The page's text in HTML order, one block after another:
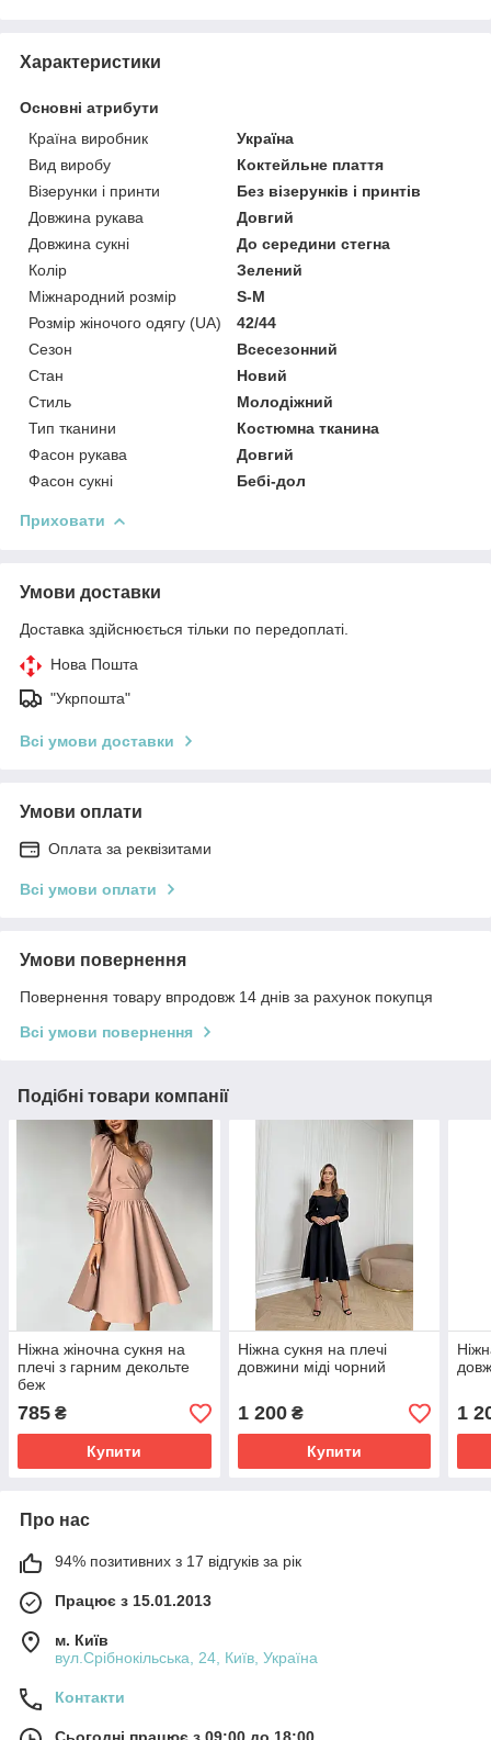
Характеристики
Основні атрибути
Країна виробник
Україна
Вид виробу
Коктейльне плаття
Візерунки і принти
Без візерунків і принтів
Довжина рукава
Довгий
Довжина сукні
До середини стегна
Колір
Зелений
Міжнародний розмір
S-M
Розмір жіночого одягу (UA)
42/44
Сезон
Всесезонний
Стан
Новий
Стиль
Молодіжний
Тип тканини
Костюмна тканина
Фасон рукава
Довгий
Фасон сукні
Бебі-дол
Приховати
Умови доставки
Доставка здійснюється тільки по передоплаті.
Нова Пошта
"Укрпошта"
Всі умови доставки
Умови оплати
Оплата за реквізитами
Всі умови оплати
Умови повернення
Повернення товару впродовж 14 днів за рахунок покупця
Всі умови повернення
Подібні товари компанії
Ніжна жіночна сукня на
плечі з гарним декольте
беж
785 ₴
Купити
Ніжна сукня на плечі
довжини міді чорний
1 200₴
Купити
1
Про нас
94% позитивних з 17 відгуків за рік
Працює з 15.01.2013
м. Київ
вул.Срібнокільська, 24, Київ, Україна
Контакти